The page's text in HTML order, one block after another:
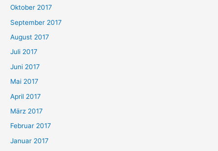
Oktober 2017
September 2017
August 2017
Juli 2017
Juni 2017
Mai 2017
April 2017
März 2017
Februar 2017
Januar 2017